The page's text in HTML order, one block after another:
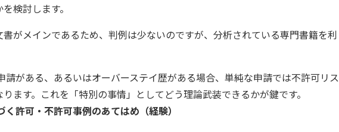
検討します。
書がメインであるため、判例は少ないのですが、分析されている専門書籍を利
請がある、あるいはオーバーステイ歴がある場合、単純な申請では不許可リス
ます。これを「特別の事情」としてどう理論武装できるかが鍵です。
く許可・不許可事例のあてはめ（経験）